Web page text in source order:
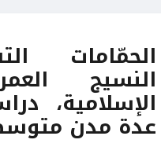
الحمّامات
النسيج
الإسلامية،
عدة مدن